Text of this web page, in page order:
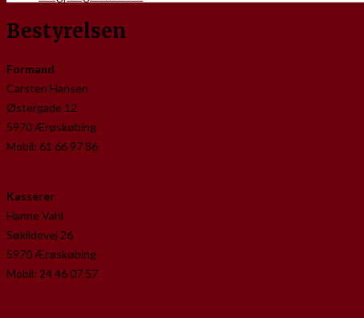
Bestyrelsen
Formand
Carsten Hansen
Østergade 12
5970 Ærøskøbing
Mobil: 61 66 97 86
Kasserer
Hanne Vahl
Søkildevej 26
5970 Ærøskøbing
Mobil: 24 46 07 57